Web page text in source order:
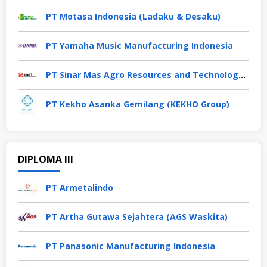
PT Motasa Indonesia (Ladaku & Desaku)
PT Yamaha Music Manufacturing Indonesia
PT Sinar Mas Agro Resources and Technology Tbk
PT Kekho Asanka Gemilang (KEKHO Group)
DIPLOMA III
PT Armetalindo
PT Artha Gutawa Sejahtera (AGS Waskita)
PT Panasonic Manufacturing Indonesia